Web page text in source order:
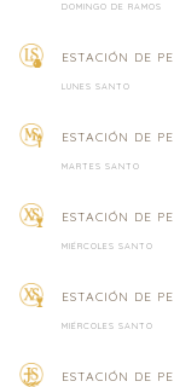
DOMINGO DE RAMOS
ESTACIÓN DE
LUNES SANTO
ESTACIÓN DE
MARTES SANTO
ESTACIÓN DE
MIÉRCOLES SANTO
ESTACIÓN DE
MIÉRCOLES SANTO
ESTACIÓN DE